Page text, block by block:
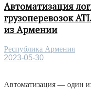
Автоматизация
грузоперевозок
из Армении
Республика Армения
2023-05-30
Автоматизация — один